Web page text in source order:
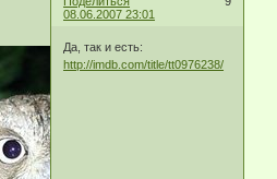
08.06.2007 23:01
Да, так и есть:
http://imdb.com/title/tt0976238/